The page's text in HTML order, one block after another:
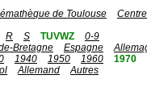
de Toulouse
R S TUVWZ
0-9
Bretagne Espagne
1940 1950 1960 1970
Allemand
Autres